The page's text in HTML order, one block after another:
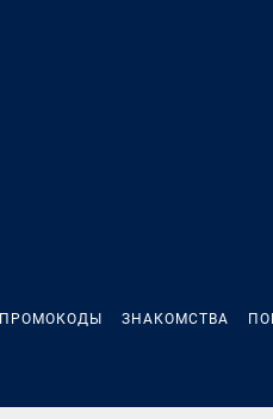
ПРОМОКОДЫ ЗНАКОМСТВА